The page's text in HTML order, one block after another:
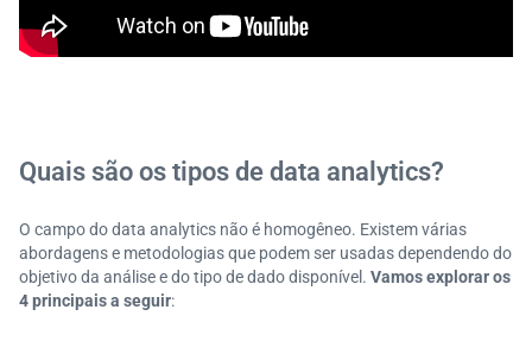
Quais são os tipos de data analytics?
O campo do data analytics não é homogêneo. Existem várias
abordagens e metodologias que podem ser usadas dependendo do
objetivo da análise e do tipo de dado disponível. Vamos explorar os
4 principais a seguir: